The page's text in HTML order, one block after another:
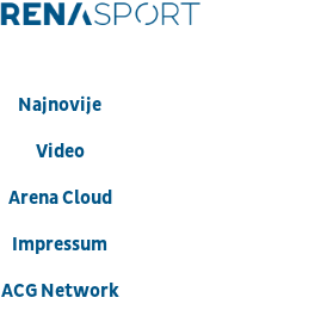
Najnovije
Video
Arena Cloud
Impressum
ACG Network